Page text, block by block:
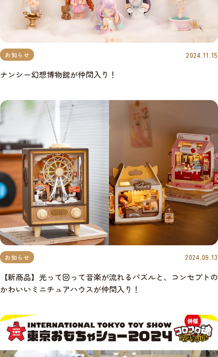
お知らせ 2024.11.15
ナンシー幻想博物館が仲間入り！
お知らせ 2024.09.13
【新商品】光って回って音楽が流れるパズルと、コンセプトの
かわいいミニチュアハウスが仲間入り！